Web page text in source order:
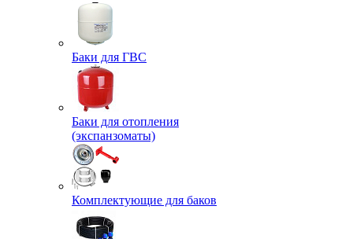
Баки для ГВС
Баки для отопления
(экспанзоматы)
Комплектующие для баков